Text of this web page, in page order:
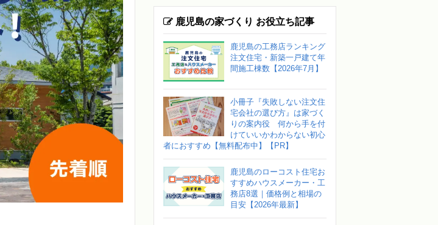
鹿児島の家づくり お役立ち記事
鹿児島の工務店ランキング
注文住宅・新築一戸建て年
間施工棟数【2026年7月】
小冊子『失敗しない注文住
宅会社の選び方』は家づく
りの案内役 何から手を付
けていいかわからない初心
者におすすめ【無料配布中】【PR】
鹿児島のローコスト住宅お
すすめハウスメーカー・工
務店8選｜価格例と相場の
目安【2026年最新】